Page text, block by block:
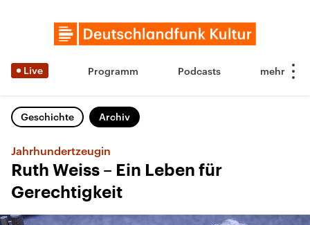
Live Programm Podcasts
Geschichte Archiv
Jahrhundertzeugin
Ruth Weiss – Ein Leben für
Gerechtigkeit